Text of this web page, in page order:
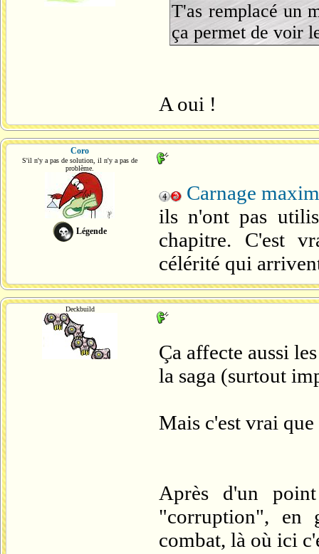
T'as remplacé un
ça permet de voir
A oui !
Coro
S'il n'y a pas de solution, il n'y a pas de
problème.
Légende
Carnage
ils n'ont pas
chapitre. C'est
célérité qui
Deckbuild
Ça affecte aussi
la saga (surtout
Mais c'est vrai
Après d'un
"corruption", en
combat, là où ici